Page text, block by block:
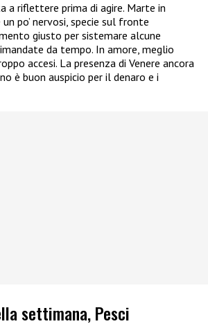
a riflettere prima di agire. Marte in
po’ nervosi, specie sul fronte
giusto per sistemare alcune
da tempo. In amore, meglio
accesi. La presenza di Venere ancora
è buon auspicio per il denaro e i
settimana, Pesci